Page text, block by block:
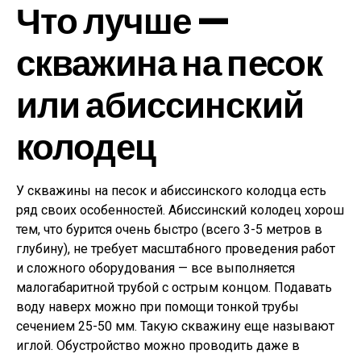
Что лучше —
скважина на песок
или абиссинский
колодец
У скважины на песок и абиссинского колодца есть
ряд своих особенностей. Абиссинский колодец хорош
тем, что бурится очень быстро (всего 3-5 метров в
глубину), не требует масштабного проведения работ
и сложного оборудования — все выполняется
малогабаритной трубой с острым концом. Подавать
воду наверх можно при помощи тонкой трубы
сечением 25-50 мм. Такую скважину еще называют
иглой. Обустройство можно проводить даже в